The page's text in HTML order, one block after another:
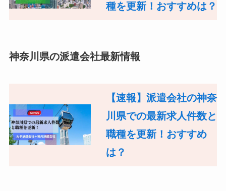
種を更新！おすすめは？
神奈川県の派遣会社最新情報
【速報】派遣会社の神奈
川県での最新求人件数と
職種を更新！おすすめ
は？